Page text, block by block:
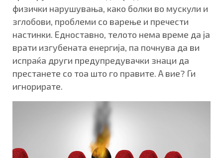
физички нарушувања, како болки во мускули и
зглобови, проблеми со варење и пречести
настинки. Едноставно, телото нема време да ја
врати изгубената енергија, па почнува да ви
испраќа други предупредувачки знаци да
престанете со тоа што го правите. А вие? Ги
игнорирате.